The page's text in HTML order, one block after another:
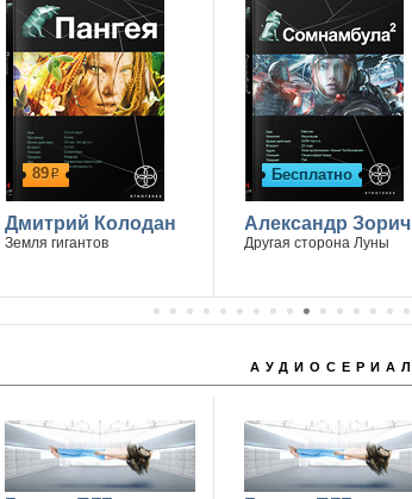
89р
Дмитрий Колодан
Земля гигантов
Бесплатно
Александр Зорич
Другая сторона Луны
АУДИОСЕРИАЛ